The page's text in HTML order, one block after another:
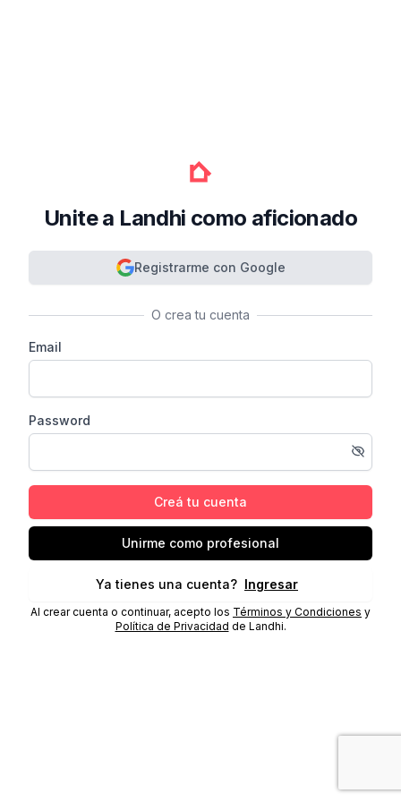
Unite a Landhi como aficionado
Registrarme con Google
O crea tu cuenta
Email
Password
Creá tu cuenta
Unirme como profesional
Ya tienes una cuenta? Ingresar
Al crear cuenta o continuar, acepto los Términos y Condiciones y
Política de Privacidad de Landhi.